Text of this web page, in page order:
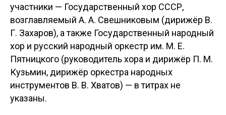
участники — Государственный хор СССР,
возглавляемый А. А. Свешниковым (дирижёр В.
Г. Захаров), а также Государственный народный
хор и русский народный оркестр им. М. Е.
Пятницкого (руководитель хора и дирижёр П. М.
Кузьмин, дирижёр оркестра народных
инструментов В. В. Хватов) — в титрах не
указаны.